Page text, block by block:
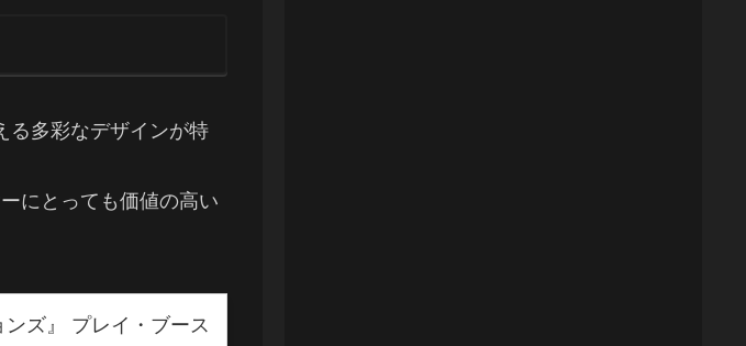
る多彩なデザインが特
にとっても価値の高い
ズ』 プレイ・ブース